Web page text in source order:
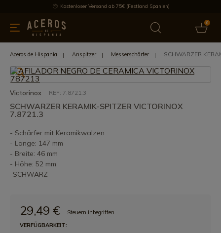
Kostenloser Versand ab 75€ (Festland Spanien)
0
Bietet Aktuelles Bestseller
Aceros de Hispania Anspitzer Messerschärfer SCHWARZER
Victorinox REF: 7.8721.3
SCHWARZER KERAMIK-SPITZER VICTORINOX
7.8721.3
- Schärfer mit Keramikwalzen
- Länge: 147 mm
- Breite: 46 mm
- Höhe: 52 mm
-SCHWARZ
29,49 €
Steuern inbegriffen
VERFÜGBARKEIT: